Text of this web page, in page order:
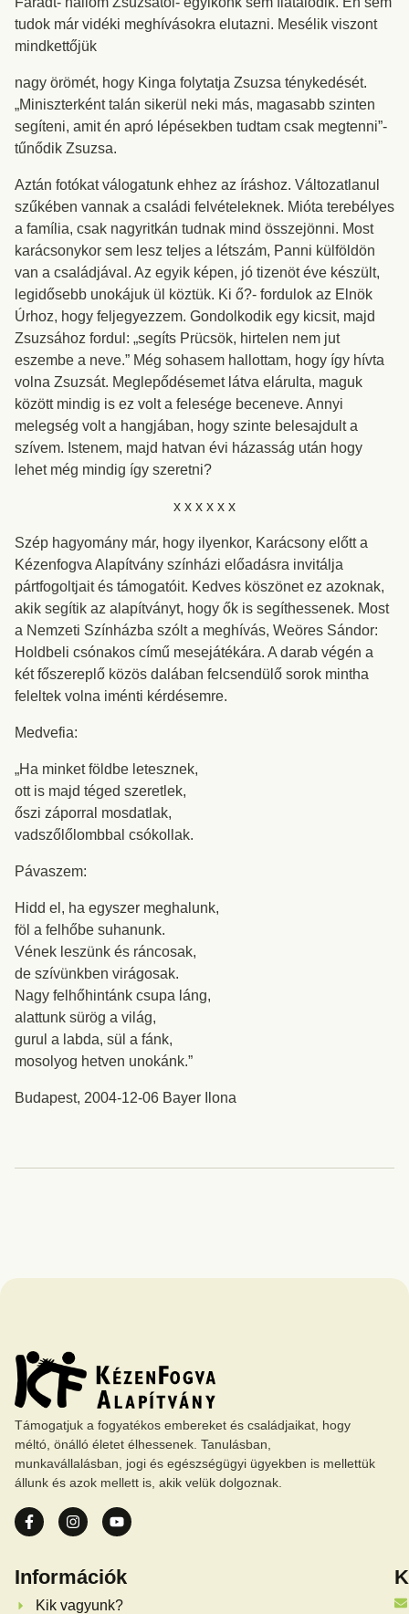
tudok már vidéki meghívásokra elutazni. Mesélik viszont
mindkettőjük
nagy örömét, hogy Kinga folytatja Zsuzsa ténykedését.
„Miniszterként talán sikerül neki más, magasabb szinten
segíteni, amit én apró lépésekben tudtam csak megtenni”-
tűnődik Zsuzsa.
Aztán fotókat válogatunk ehhez az íráshoz. Változatlanul
szűkében vannak a családi felvételeknek. Mióta terebélyes
a família, csak nagyritkán tudnak mind összejönni. Most
karácsonykor sem lesz teljes a létszám, Panni külföldön
van a családjával. Az egyik képen, jó tizenöt éve készült,
legidősebb unokájuk ül köztük. Ki ő?- fordulok az Elnök
Úrhoz, hogy feljegyezzem. Gondolkodik egy kicsit, majd
Zsuzsához fordul: „segíts Prücsök, hirtelen nem jut
eszembe a neve.” Még sohasem hallottam, hogy így hívta
volna Zsuzsát. Meglepődésemet látva elárulta, maguk
között mindig is ez volt a felesége beceneve. Annyi
melegség volt a hangjában, hogy szinte belesajdult a
szívem. Istenem, majd hatvan évi házasság után hogy
lehet még mindig így szeretni?
x x x x x x
Szép hagyomány már, hogy ilyenkor, Karácsony előtt a
Kézenfogva Alapítvány színházi előadásra invitálja
pártfogoltjait és támogatóit. Kedves köszönet ez azoknak,
akik segítik az alapítványt, hogy ők is segíthessenek. Most
a Nemzeti Színházba szólt a meghívás, Weöres Sándor:
Holdbeli csónakos című mesejátékára. A darab végén a
két főszereplő közös dalában felcsendülő sorok mintha
feleltek volna iménti kérdésemre.
Medvefia:
„Ha minket földbe letesznek,
ott is majd téged szeretlek,
őszi záporral mosdatlak,
vadszőlőlombbal csókollak.
Pávaszem:
Hidd el, ha egyszer meghalunk,
föl a felhőbe suhanunk.
Vének leszünk és ráncosak,
de szívünkben virágosak.
Nagy felhőhintánk csupa láng,
alattunk sürög a világ,
gurul a labda, sül a fánk,
mosolyog hetven unokánk.”
Budapest, 2004-12-06 Bayer Ilona
Támogatjuk a fogyatékos embereket és családjaikat, hogy
méltó, önálló életet élhessenek. Tanulásban,
munkavállalásban, jogi és egészségügyi ügyekben is mellettük
állunk és azok mellett is, akik velük dolgoznak.
Információk
Kik vagyunk?